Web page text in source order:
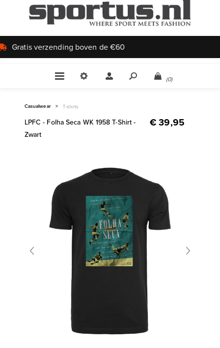
Uniek aanbod
(0)
Casualwear > T-shirts
LPFC - Folha Seca WK 1958 T-Shirt -
Zwart
€ 39,95